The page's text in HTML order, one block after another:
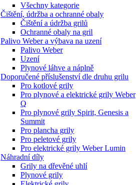
Všechny kategorie
Čištění, údržba a ochranné obaly
Čištění a údržba grilů
Ochranné obaly na gril
Palivo Weber a výbava na uzení
Palivo Weber
Uzení
Plynové láhve a náplně
Doporučené příslušenství dle druhu grilu
Pro kotlové grily
Pro plynové a elektrické grily Weber
Q
Pro plynové grily Spirit, Genesis a
Summit
Pro plancha grily
Pro peletové grily
Pro elektrické grily Weber Lumin
Náhradní díly
Grily na dřevěné uhlí
Plynové grily